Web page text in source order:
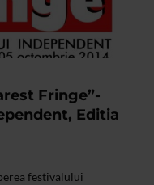
Fringe”-
Editia
festivalului